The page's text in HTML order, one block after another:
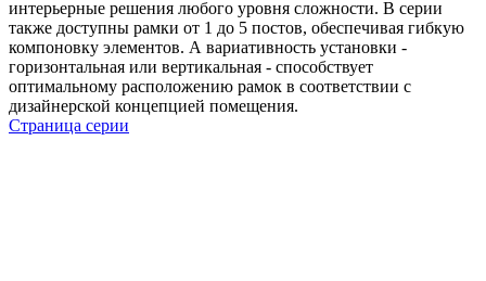
интерьерные решения любого уровня сложности. В серии
также доступны рамки от 1 до 5 постов, обеспечивая гибкую
компоновку элементов. А вариативность установки -
горизонтальная или вертикальная - способствует
оптимальному расположению рамок в соответствии с
дизайнерской концепцией помещения.
Страница серии